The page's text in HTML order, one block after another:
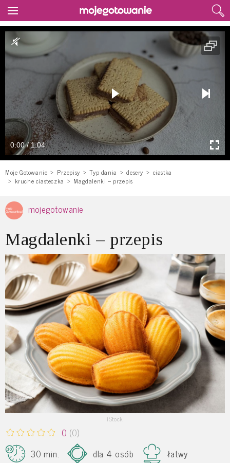
0:00 / 1:04
Moje Gotowanie Przepisy Typ dania desery
ciastka
kruche ciasteczka
Magdalenki – przepis
mojegotowanie
Magdalenki – przepis
iStock
0 (0)
30 min.
dla 4 osób łatwy